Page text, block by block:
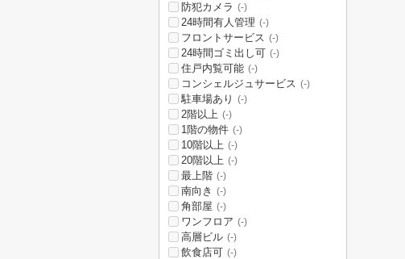
防犯カメラ (-)
24時間有人管理 (-)
フロントサービス (-)
24時間ゴミ出し可 (-)
住戸内覧可能 (-)
コンシェルジュサービス (-)
駐車場あり (-)
2階以上 (-)
1階の物件 (-)
10階以上 (-)
20階以上 (-)
最上階 (-)
南向き (-)
角部屋 (-)
ワンフロア (-)
高層ビル (-)
飲食店可 (-)